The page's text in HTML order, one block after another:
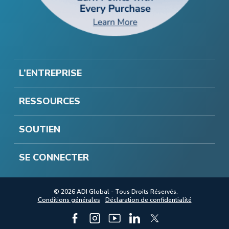
L’ENTREPRISE
RESSOURCES
SOUTIEN
SE CONNECTER
© 2026 ADI Global - Tous Droits Réservés.
Conditions générales
Déclaration de confidentialité